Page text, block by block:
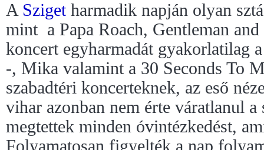
A Szigetharmadik napján olyan
mint a Papa Roach, Gentleman
koncert egyharmadát gyakorlatilag
-, Mika valamint a 30 Seconds To
szabadtéri koncerteknek, az eső
vihar azonban nem érte váratlanul
megtettek minden óvintézkedést,
Folyamatosan figyelték a nap